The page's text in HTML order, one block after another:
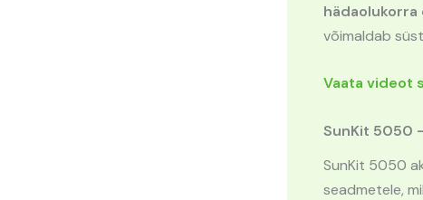
võimaldab
Vaata videot
SunKit 5050
SunKit 5050
seadmetele,